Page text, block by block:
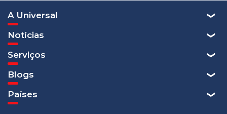
A Universal
Notícias
Serviços
Blogs
Países